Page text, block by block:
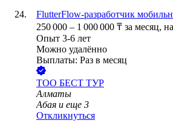
FlutterFlow-разработчик
250 000 – 1 000 000 ₸ за месяц,
Опыт 3-6 лет
Можно удалённо
Выплаты: Раз в месяц
ТОО БЕСТ ТУР
Алматы
Абая и еще 3
Откликнуться